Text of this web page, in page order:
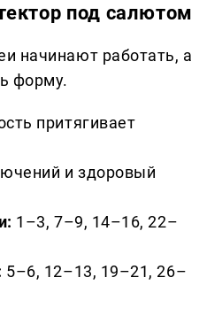
под салютом
начинают работать, а
форму.
притягивает
и здоровый
1–3, 7–9, 14–16, 22–
5–6, 12–13, 19–21, 26–